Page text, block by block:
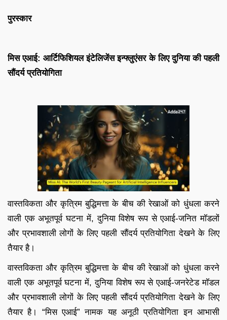
पुरस्कार
मिस एआई: आर्टिफिशियल इंटेलिजेंस इन्फ्लुएंसर के लिए दुनिया की पहली
सौंदर्य प्रतियोगिता
वास्तविकता और कृत्रिम बुद्धिमत्ता के बीच की रेखाओं को धुंधला करने
वाली एक अभूतपूर्व घटना में, दुनिया विशेष रूप से एआई-जनित मॉडलों
और प्रभावशाली लोगों के लिए पहली सौंदर्य प्रतियोगिता देखने के लिए
तैयार है।
वास्तविकता और कृत्रिम बुद्धिमत्ता के बीच की रेखाओं को धुंधला करने
वाली एक अभूतपूर्व घटना में, दुनिया विशेष रूप से एआई-जनरेटेड मॉडल
और प्रभावशाली लोगों के लिए पहली सौंदर्य प्रतियोगिता देखने के लिए
तैयार है। “मिस एआई” नामक यह अनूठी प्रतियोगिता इन आभासी